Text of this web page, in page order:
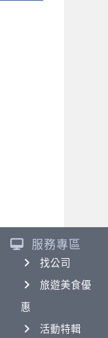
服務專區
找公司
旅遊美食優
惠
活動特輯